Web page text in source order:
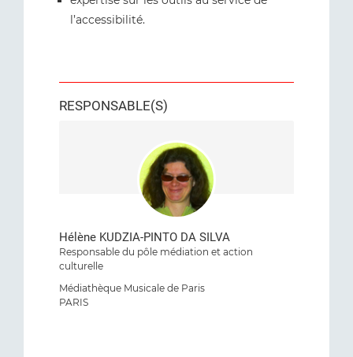
l’accessibilité.
RESPONSABLE(S)
Hélène KUDZIA-PINTO DA SILVA
Responsable du pôle médiation et action
culturelle
Médiathèque Musicale de Paris
PARIS